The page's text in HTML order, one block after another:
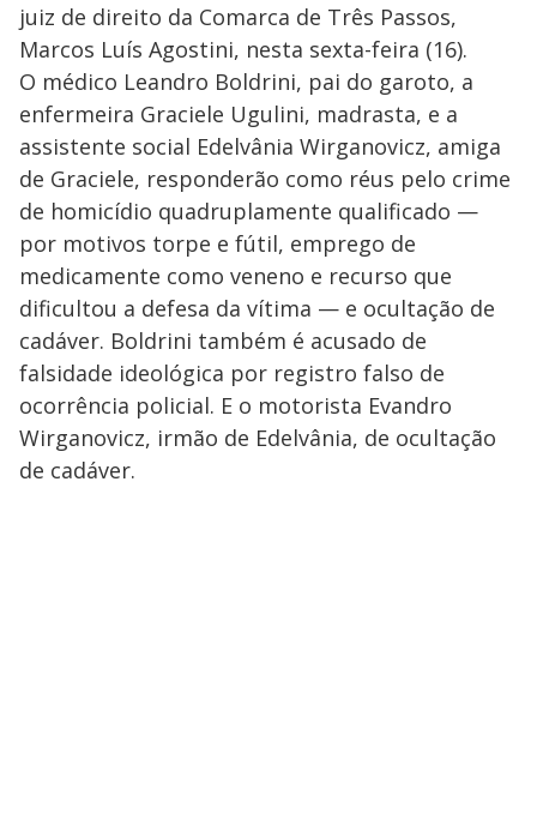
juiz de direito da Comarca de Três Passos,
Marcos Luís Agostini, nesta sexta-feira (16).
O médico Leandro Boldrini, pai do garoto, a
enfermeira Graciele Ugulini, madrasta, e a
assistente social Edelvânia Wirganovicz, amiga
de Graciele, responderão como réus pelo crime
de homicídio quadruplamente qualificado —
por motivos torpe e fútil, emprego de
medicamente como veneno e recurso que
dificultou a defesa da vítima — e ocultação de
cadáver. Boldrini também é acusado de
falsidade ideológica por registro falso de
ocorrência policial. E o motorista Evandro
Wirganovicz, irmão de Edelvânia, de ocultação
de cadáver.